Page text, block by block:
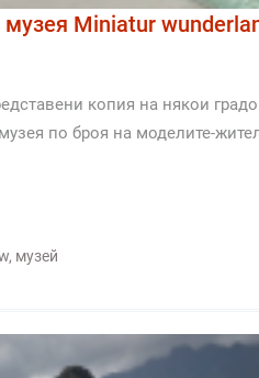
музея Miniatur
копия на някои
по броя на моделите-
, музей